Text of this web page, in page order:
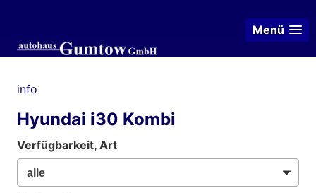
Menü
info
Hyundai i30 Kombi
Verfügbarkeit, Art